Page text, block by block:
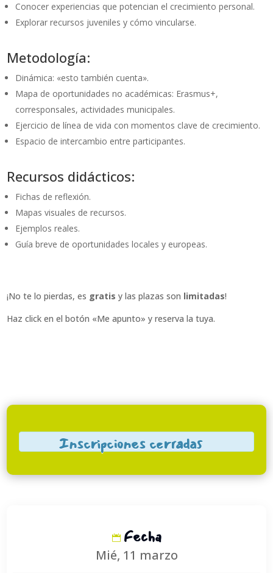
Conocer experiencias que potencian el crecimiento personal.
Explorar recursos juveniles y cómo vincularse.
Metodología:
Dinámica: «esto también cuenta».
Mapa de oportunidades no académicas: Erasmus+,
corresponsales, actividades municipales.
Ejercicio de línea de vida con momentos clave de crecimiento.
Espacio de intercambio entre participantes.
Recursos didácticos:
Fichas de reflexión.
Mapas visuales de recursos.
Ejemplos reales.
Guía breve de oportunidades locales y europeas.
¡No te lo pierdas, es gratis y las plazas son limitadas!
Haz click en el botón «Me apunto» y reserva la tuya.
Inscripciones cerradas
Fecha
Mié, 11 marzo